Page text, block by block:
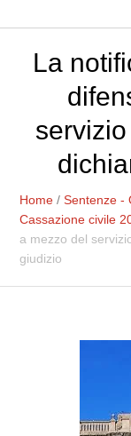
La
Home /Sentenze -
Cassazione civile
a mezzo del
giudizio